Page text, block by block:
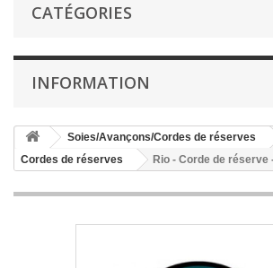
CATÉGORIES
INFORMATION
Soies/Avançons/Cordes de réserves
Cordes de réserves
Rio - Corde de réserve